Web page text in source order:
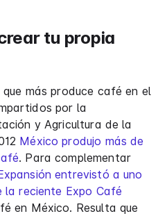
tu propia
más produce café en el
por la
y Agricultura de la
México produjo más de
. Para complementar
entrevistó a uno
la reciente Expo Café
en México. Resulta que